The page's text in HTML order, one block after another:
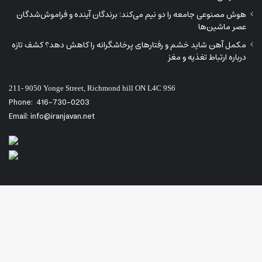
هوش مصنوعی جامعه را دو نیم می‌کند: برندگان آینده و فراموش‌شدگان
عصر ماشین‌ها
مکمل آهن شاید خشم و رفتارهای پرخاشگرانه را کاهش دهد؟ کشف تازه
درباره ارتباط تغذیه و مغز
211- 9050 Yonge Street, Richmond hill ON L4C 9S6
Phone: 416-730-0203
Email: info@iranjavan.net